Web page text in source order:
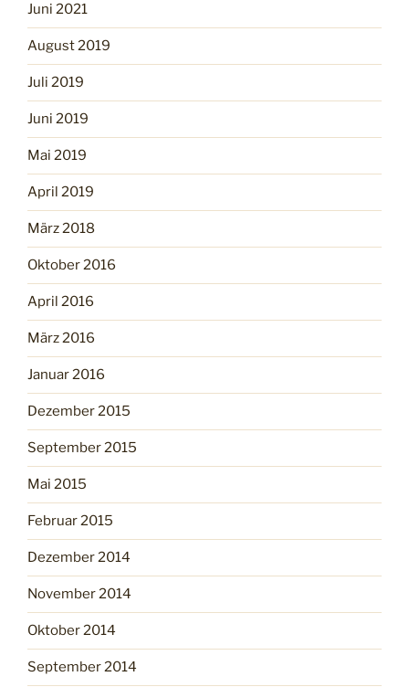
Juni 2021
August 2019
Juli 2019
Juni 2019
Mai 2019
April 2019
März 2018
Oktober 2016
April 2016
März 2016
Januar 2016
Dezember 2015
September 2015
Mai 2015
Februar 2015
Dezember 2014
November 2014
Oktober 2014
September 2014